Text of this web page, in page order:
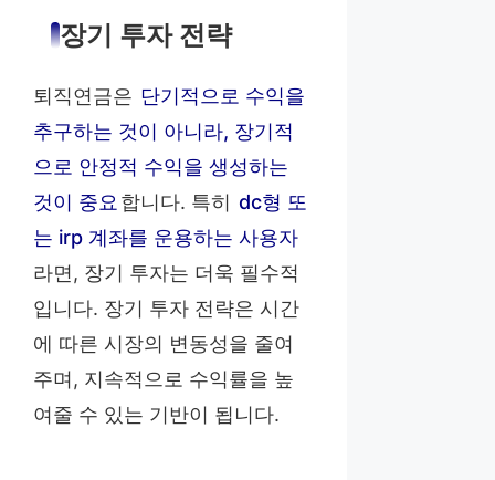
장기 투자 전략
퇴직연금은 단기적으로 수익을
추구하는 것이 아니라, 장기적
으로 안정적 수익을 생성하는
것이 중요합니다. 특히 dc형 또
는 irp 계좌를 운용하는 사용자
라면, 장기 투자는 더욱 필수적
입니다. 장기 투자 전략은 시간
에 따른 시장의 변동성을 줄여
주며, 지속적으로 수익률을 높
여줄 수 있는 기반이 됩니다.